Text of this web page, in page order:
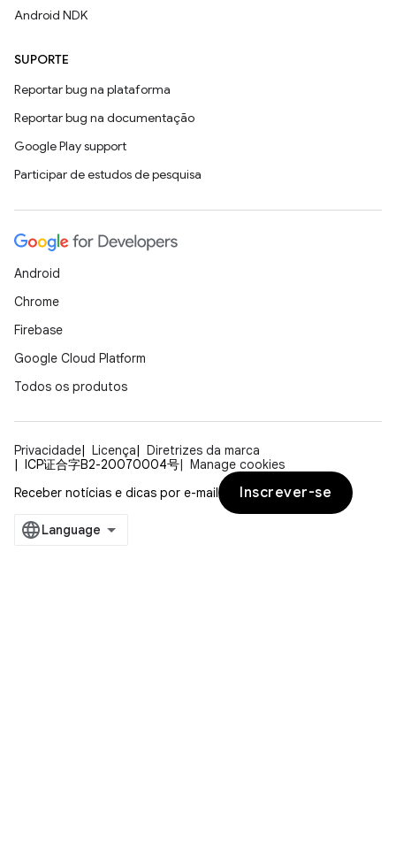
Android NDK
SUPORTE
Reportar bug na plataforma
Reportar bug na documentação
Google Play support
Participar de estudos de pesquisa
Android
Chrome
Firebase
Google Cloud Platform
Todos os produtos
Privacidade Licença
Diretrizes da marca
ICP证合字B2-20070004号
Manage cookies
Receber notícias e dicas por e-mail
Inscrever-se